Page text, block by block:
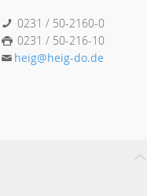
0231 / 50-2160-0
0231 / 50-216-10
heig@heig-do.de